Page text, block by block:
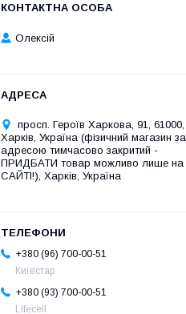
Олексій
просп. Героїв Харкова, 91, 61000,
Харків, Україна (фізичний магазин за
адресою тимчасово закритий -
ПРИДБАТИ товар можливо лише на
САЙТІ!), Харків, Україна
+380 (96) 700-00-51
Київстар
+380 (93) 700-00-51
Lifecell